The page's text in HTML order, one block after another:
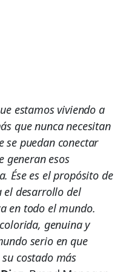
estamos viviendo a
que nunca necesitan
se puedan conectar
generan esos
Ése es el propósito de
el desarrollo del
en todo el mundo.
genuina y
serio en que
costado más